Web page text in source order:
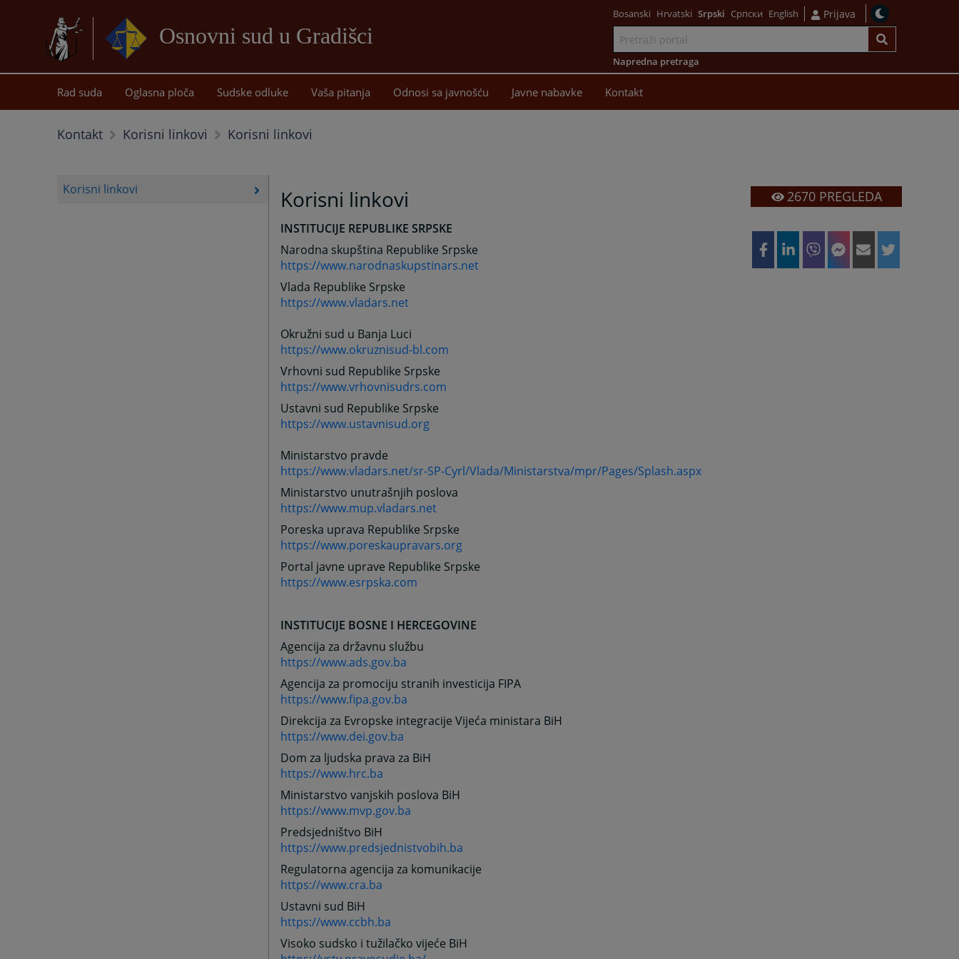
Osnovni sud u Gradišci
sadržaj
Bosanski Hrvatski Srpski Српски English Prijava
Napredna pretraga
Rad suda Oglasna ploča Sudske odluke Vaša pitanja Odnosi sa javnošću Javne nabavke Kontakt
Kontakt Korisni linkovi Korisni linkovi
Korisni linkovi Korisni linkovi
INSTITUCIJE REPUBLIKE SRPSKE
Narodna skupština Republike Srpske
https://www.narodnaskupstinars.net
Vlada Republike Srpske
https://www.vladars.net
Okružni sud u Banja Luci
https://www.okruznisud-bl.com
Vrhovni sud Republike Srpske
https://www.vrhovnisudrs.com
Ustavni sud Republike Srpske
https://www.ustavnisud.org
Ministarstvo pravde
https://www.vladars.net/sr-SP-Cyrl/Vlada/Ministarstva/mpr/Pages/Splash.aspx
Ministarstvo unutrašnjih poslova
https://www.mup.vladars.net
Poreska uprava Republike Srpske
https://www.poreskaupravars.org
Portal javne uprave Republike Srpske
https://www.esrpska.com
INSTITUCIJE BOSNE I HERCEGOVINE
Agencija za državnu službu
https://www.ads.gov.ba
Agencija za promociju stranih investicija FIPA
https://www.fipa.gov.ba
Direkcija za Evropske integracije Vijeća ministara BiH
https://www.dei.gov.ba
Dom za ljudska prava za BiH
https://www.hrc.ba
Ministarstvo vanjskih poslova BiH
https://www.mvp.gov.ba
Predsjedništvo BiH
https://www.predsjednistvobih.ba
Regulatorna agencija za komunikacije
https://www.cra.ba
Ustavni sud BiH
https://www.ccbh.ba
Visoko sudsko i tužilačko vijeće BiH
2670PREGLEDA